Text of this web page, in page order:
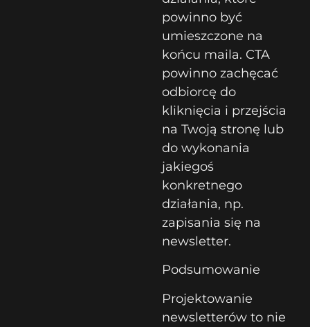
powinno być
umieszczone na
końcu maila. CTA
powinno zachęcać
odbiorcę do
kliknięcia i przejścia
na Twoją stronę lub
do wykonania
jakiegoś
konkretnego
działania, np.
zapisania się na
newsletter.
Podsumowanie
Projektowanie
newsletterów to nie